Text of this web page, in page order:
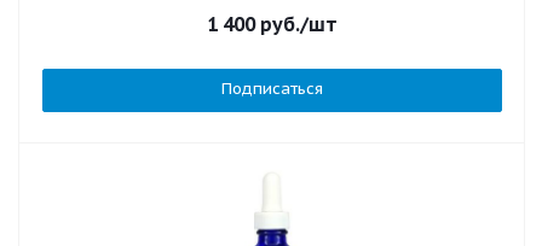
1 400руб./шт
Подписаться